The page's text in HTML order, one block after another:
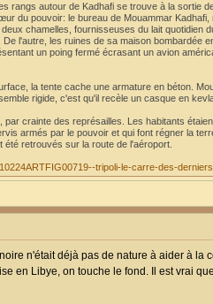
rangs autour de Kadhafi se trouve à la sortie
du pouvoir: le bureau de Mouammar
chamelles, fournisseuses du lait quotidien
l'autre, les ruines de sa maison bombardée
un poing fermé écrasant un avion
la tente cache une armature en béton.
rigide, c'est qu'il recèle un casque en
par crainte des représailles. Les habitants
armés par le pouvoir et qui font régner la
retrouvés sur la route de l'aéroport.
tripoli-le-carre-des-
n'était déjà pas de nature à aider à la
en Libye, on touche le fond. Il est vrai